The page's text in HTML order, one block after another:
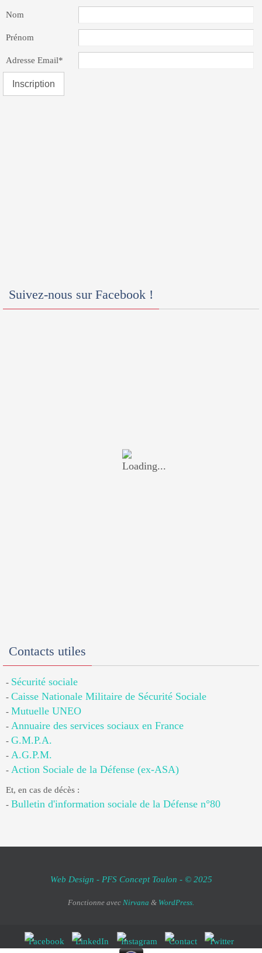
Nom
Prénom
Adresse Email*
Suivez-nous sur Facebook !
Contacts utiles
- Sécurité sociale
- Caisse Nationale Militaire de Sécurité Sociale
- Mutuelle UNEO
- Annuaire des services sociaux en France
- G.M.P.A.
- A.G.P.M.
- Action Sociale de la Défense (ex-ASA)
Et, en cas de décès :
- Bulletin d'information sociale de la Défense n°80
Web Design - PFS Concept Toulon - © 2025
Fonctionne avec Nirvana & WordPress.